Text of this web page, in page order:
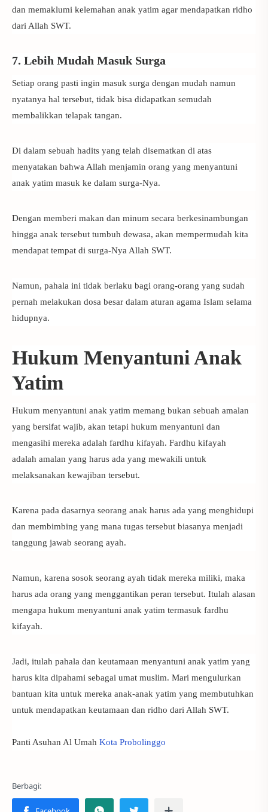
dan memaklumi kelemahan anak yatim agar mendapatkan ridho
dari Allah SWT.
7. Lebih Mudah Masuk Surga
Setiap orang pasti ingin masuk surga dengan mudah namun
nyatanya hal tersebut, tidak bisa didapatkan semudah
membalikkan telapak tangan.
Di dalam sebuah hadits yang telah disematkan di atas
menyatakan bahwa Allah menjamin orang yang menyantuni
anak yatim masuk ke dalam surga-Nya.
Dengan memberi makan dan minum secara berkesinambungan
hingga anak tersebut tumbuh dewasa, akan mempermudah kita
mendapat tempat di surga-Nya Allah SWT.
Namun, pahala ini tidak berlaku bagi orang-orang yang sudah
pernah melakukan dosa besar dalam aturan agama Islam selama
hidupnya.
Hukum Menyantuni Anak
Yatim
Hukum menyantuni anak yatim memang bukan sebuah amalan
yang bersifat wajib, akan tetapi hukum menyantuni dan
mengasihi mereka adalah fardhu kifayah. Fardhu kifayah
adalah amalan yang harus ada yang mewakili untuk
melaksanakan kewajiban tersebut.
Karena pada dasarnya seorang anak harus ada yang menghidupi
dan membimbing yang mana tugas tersebut biasanya menjadi
tanggung jawab seorang ayah.
Namun, karena sosok seorang ayah tidak mereka miliki, maka
harus ada orang yang menggantikan peran tersebut. Itulah alasan
mengapa hukum menyantuni anak yatim termasuk fardhu
kifayah.
Jadi, itulah pahala dan keutamaan menyantuni anak yatim yang
harus kita dipahami sebagai umat muslim. Mari mengulurkan
bantuan kita untuk mereka anak-anak yatim yang membutuhkan
untuk mendapatkan keutamaan dan ridho dari Allah SWT.
Panti Asuhan Al Umah Kota Probolinggo